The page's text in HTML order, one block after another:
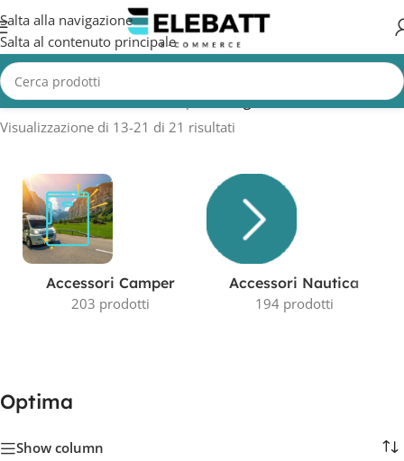
Salta alla navigazione
Salta al contenuto principale
Home/Prodotto Produttore/Optima/Pagina 2
Visualizzazione di 13-21 di 21 risultati
Accessori Camper
203 prodotti
Accessori Nautica
194 prodotti
Optima
Show column